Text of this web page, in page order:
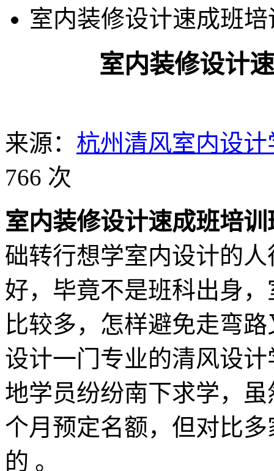
室内装修设计速成班
室内装修设计
来源： 杭州清风室内设计
766 次
室内装修设计速成班培
础转行想学室内设计的
好，毕竟不是班科出身
比较多，怎样避免走弯
设计一门专业的清风设
地学员纷纷南下求学，
个月预定名额，但对比
的 。